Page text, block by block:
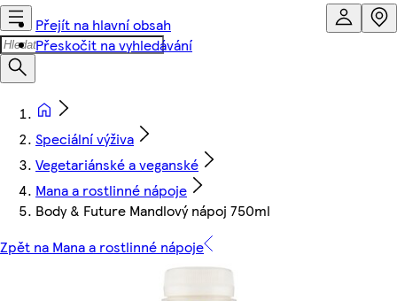
Přejít na hlavní obsah
Přeskočit na vyhledávání
Speciální výživa
Vegetariánské a veganské
Mana a rostlinné nápoje
Body & Future Mandlový nápoj 750ml
Zpět na Mana a rostlinné nápoje